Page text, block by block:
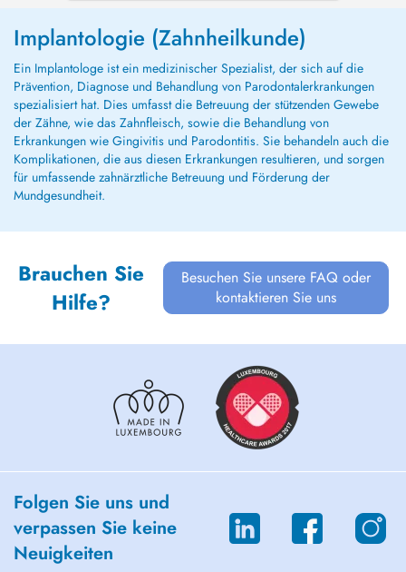
pose d'implants avec ...
Implantologie (Zahnheilkunde)
Ein Implantologe ist ein medizinischer Spezialist, der sich auf die
Prävention, Diagnose und Behandlung von Parodontalerkrankungen
spezialisiert hat. Dies umfasst die Betreuung der stützenden Gewebe
der Zähne, wie das Zahnfleisch, sowie die Behandlung von
Erkrankungen wie Gingivitis und Parodontitis. Sie behandeln auch die
Komplikationen, die aus diesen Erkrankungen resultieren, und sorgen
für umfassende zahnärztliche Betreuung und Förderung der
Mundgesundheit.
Brauchen Sie
Hilfe?
Besuchen Sie unsere FAQ oder
kontaktieren Sie uns
Folgen Sie uns und
verpassen Sie keine
Neuigkeiten